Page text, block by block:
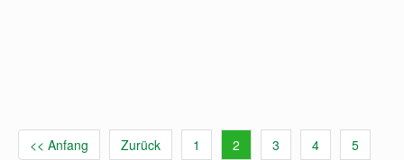
<< Anfang Zurück 1 2 3 4 5